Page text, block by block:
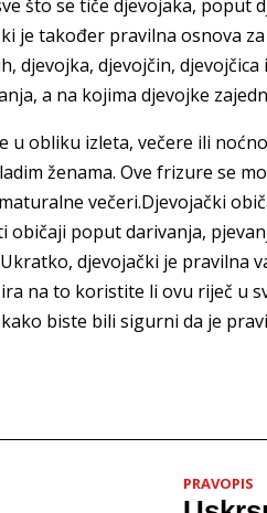
što se tiče djevojaka, poput
je također pravilna osnova
djevojka, djevojčin,
a na kojima djevojke
u obliku izleta, večere ili
ženama. Ove frizure se
večeri.Djevojački
poput darivanja,
djevojački je pravilna
na to koristite li ovu riječ u
biste bili sigurni da je
PRAVOPIS